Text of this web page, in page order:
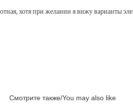
хотя при желании я вижу варианты
Смотрите также/You may also like